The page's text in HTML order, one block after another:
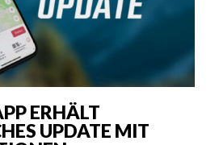
ERHÄLT
UPDATE MIT